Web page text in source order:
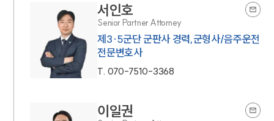
서인호
Senior Partner Attorney
제3·5군단 군판사 경력,군형사/음주운전
전문변호사
T. 070-7510-3368
이일권